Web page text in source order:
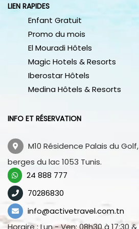
LIEN RAPIDES
Enfant Gratuit
Promo du mois
El Mouradi Hôtels
Magic Hotels & Resorts
Iberostar Hôtels
Medina Hôtels & Resorts
INFO ET RÉSERVATION
M10 Résidence Palais du
berges du lac 1053 Tunis.
24 888 777
70286830
info@activetravel.com.tn